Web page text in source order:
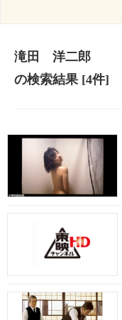
滝田 洋二郎
の検索結果[4件]